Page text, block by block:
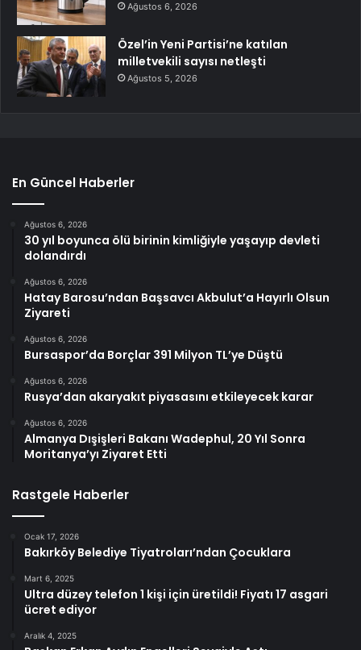
Ağustos 6, 2026
Özel’in Yeni Partisi’ne katılan
milletvekili sayısı netleşti
Ağustos 5, 2026
En Güncel Haberler
Ağustos 6, 2026
30 yıl boyunca ölü birinin kimliğiyle yaşayıp devleti
dolandırdı
Ağustos 6, 2026
Hatay Barosu’ndan Başsavcı Akbulut’a Hayırlı Olsun
Ziyareti
Ağustos 6, 2026
Bursaspor’da Borçlar 391 Milyon TL’ye Düştü
Ağustos 6, 2026
Rusya’dan akaryakıt piyasasını etkileyecek karar
Ağustos 6, 2026
Almanya Dışişleri Bakanı Wadephul, 20 Yıl Sonra
Moritanya’yı Ziyaret Etti
Rastgele Haberler
Ocak 17, 2026
Bakırköy Belediye Tiyatroları’ndan Çocuklara
Mart 6, 2025
Ultra düzey telefon 1 kişi için üretildi! Fiyatı 17 asgari
ücret ediyor
Aralık 4, 2025